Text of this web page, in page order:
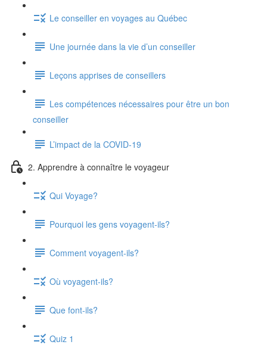
Le conseiller en voyages au Québec
Une journée dans la vie d’un conseiller
Leçons apprises de conseillers
Les compétences nécessaires pour être un bon
conseiller
L’impact de la COVID-19
2. Apprendre à connaître le voyageur
Qui Voyage?
Pourquoi les gens voyagent-ils?
Comment voyagent-ils?
Où voyagent-ils?
Que font-ils?
Quiz 1